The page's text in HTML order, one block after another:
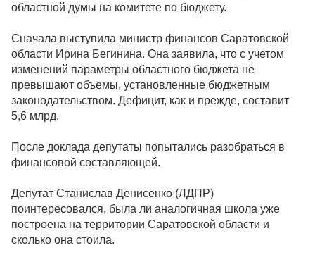
областной думы на комитете по бюджету.
Сначала выступила министр финансов Саратовской
области Ирина Бегинина. Она заявила, что с учетом
изменений параметры областного бюджета не
превышают объемы, установленные бюджетным
законодательством. Дефицит, как и прежде, составит
5,6 млрд.
После доклада депутаты попытались разобраться в
финансовой составляющей.
Депутат Станислав Денисенко (ЛДПР)
поинтересовался, была ли аналогичная школа уже
построена на территории Саратовской области и
сколько она стоила.